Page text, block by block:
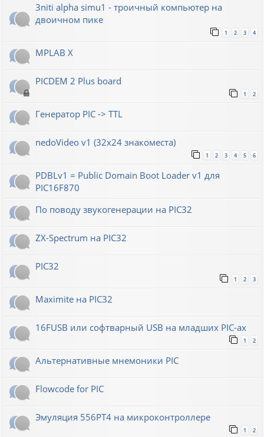
3niti alpha simu1 - троичный компьютер на
двоичном пике
1 2 3 4
MPLAB X
PICDEM 2 Plus board
1 2
Генератор РIС -> TTL
nedoVideo v1 (32x24 знакоместа)
1 2 3 4 5 6
PDBLv1 = Public Domain Boot Loader v1 для
PIC16F870
По поводу звукогенерации на PIC32
ZX-Spectrum на PIC32
PIC32
1 2 3
Maximite на PIC32
16FUSB или софтварный USB на младших PIC-ах
1 2
Альтернативные мнемоники PIC
Flowcode for PIC
Эмуляция 556РТ4 на микроконтроллере
1 2